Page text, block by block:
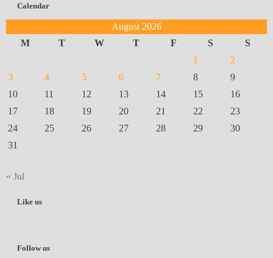
Calendar
August 2026
M
T W T F S
S
1
2
3
4 5 6 7 8
9
10
11 12 13 14 15
16
17
18 19 20 21 22
23
24
25 26 27 28 29
30
31
« Jul
Like us
Follow us